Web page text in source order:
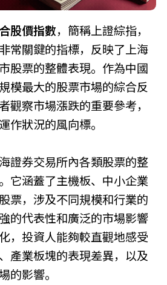
股價指數，簡稱上證綜指，
常關鍵的指標，反映了上海
股票的整體表現。作為中國
模最大的股票市場的綜合反
觀察市場漲跌的重要參考，
作狀況的風向標。
證券交易所內各類股票的整
它涵蓋了主機板、中小企業
票，涉及不同規模和行業的
的代表性和廣泛的市場影響
，投資人能夠較直觀地感受
產業板塊的表現差異，以及
的影響。